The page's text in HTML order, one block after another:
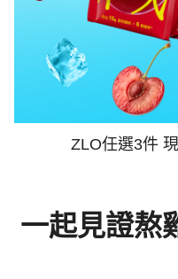
ZLO任選3件
一起見證熬